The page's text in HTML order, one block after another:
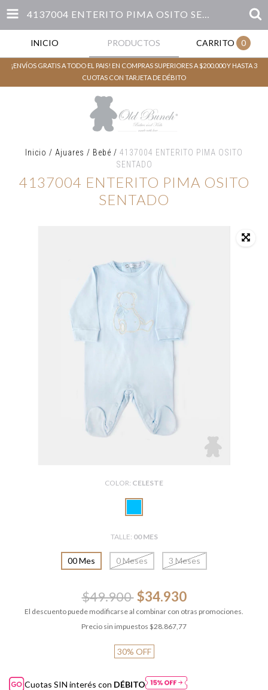
4137004 ENTERITO PIMA OSITO SENTADO
INICIO PRODUCTOS CARRITO 0
¡ENVÍOS GRATIS A TODO EL PAIS! EN COMPRAS SUPERIORES A $200.000 Y HASTA 3
CUOTAS CON TARJETA DE DÉBITO
Inicio / Ajuares / Bebé / 4137004 ENTERITO PIMA OSITO
SENTADO
4137004 ENTERITO PIMA OSITO
SENTADO
COLOR: CELESTE
TALLE: 00 MES
00 Mes 0 Meses 3 Meses
$49.900 $34.930
El descuento puede modificarse al combinar con otras promociones.
Precio sin impuestos $28.867,77
30% OFF
Cuotas SIN interés con DÉBITO